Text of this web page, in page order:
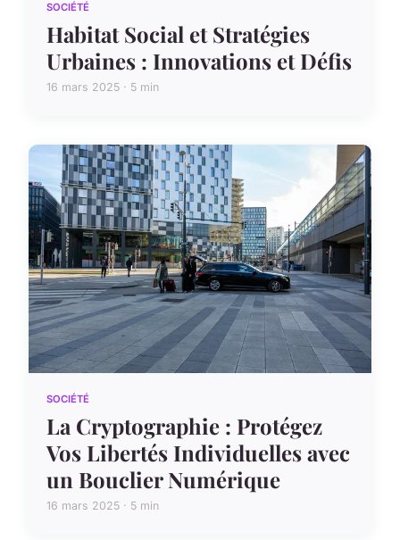
SOCIÉTÉ
Habitat Social et Stratégies
Urbaines : Innovations et Défis
16 mars 2025 · 5 min
SOCIÉTÉ
La Cryptographie : Protégez
Vos Libertés Individuelles avec
un Bouclier Numérique
16 mars 2025 · 5 min